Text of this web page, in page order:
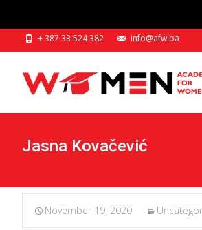
+ 387 33 524 382 info@afw.ba
Jasna Kovačević
November 19, 2020